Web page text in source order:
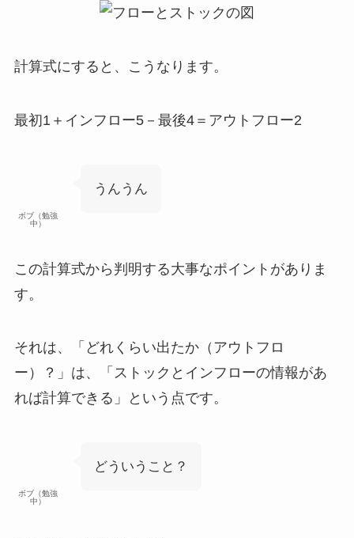
計算式にすると、こうなります。
最初1＋インフロー5－最後4＝アウトフロー2
ボブ（勉強
中）
うんうん
この計算式から判明する大事なポイント がありま
す。
それは、「どれくらい出たか（アウトフロ
ー）？」は、
「ストックとインフローの情報があ
れば計算できる」
という点です。
ボブ（勉強
中）
どういうこと？